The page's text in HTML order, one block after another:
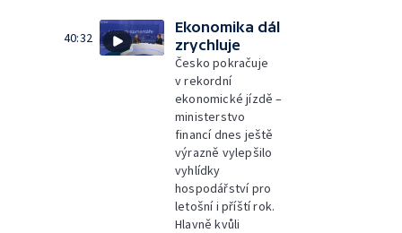
40:32
Ekonomika dál
zrychluje
Česko pokračuje
v rekordní
ekonomické jízdě –
ministerstvo
financí dnes ještě
výrazně vylepšilo
vyhlídky
hospodářství pro
letošní i příští rok.
Hlavně kvůli